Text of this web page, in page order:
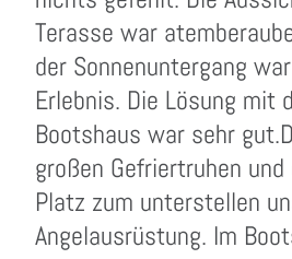
Terasse war
der Sonnenuntergang
Erlebnis. Die Lösung mit
Bootshaus war sehr
großen Gefriertruhen
Platz zum unterstellen
Angelausrüstung. Im